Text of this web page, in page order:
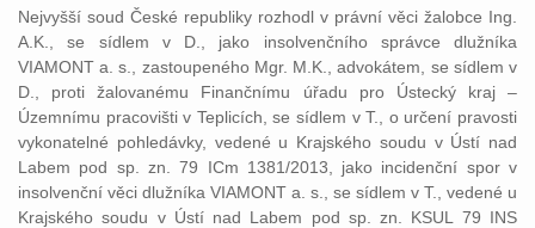
Nejvyšší soud České republiky rozhodl v právní věci žalobce Ing.
A.K., se sídlem v D., jako insolvenčního správce dlužníka
VIAMONT a. s., zastoupeného Mgr. M.K., advokátem, se sídlem v
D., proti žalovanému Finančnímu úřadu pro Ústecký kraj –
Územnímu pracovišti v Teplicích, se sídlem v T., o určení pravosti
vykonatelné pohledávky, vedené u Krajského soudu v Ústí nad
Labem pod sp. zn. 79 ICm 1381/2013, jako incidenční spor v
insolvenční věci dlužníka VIAMONT a. s., se sídlem v T., vedené u
Krajského soudu v Ústí nad Labem pod sp. zn. KSUL 79 INS